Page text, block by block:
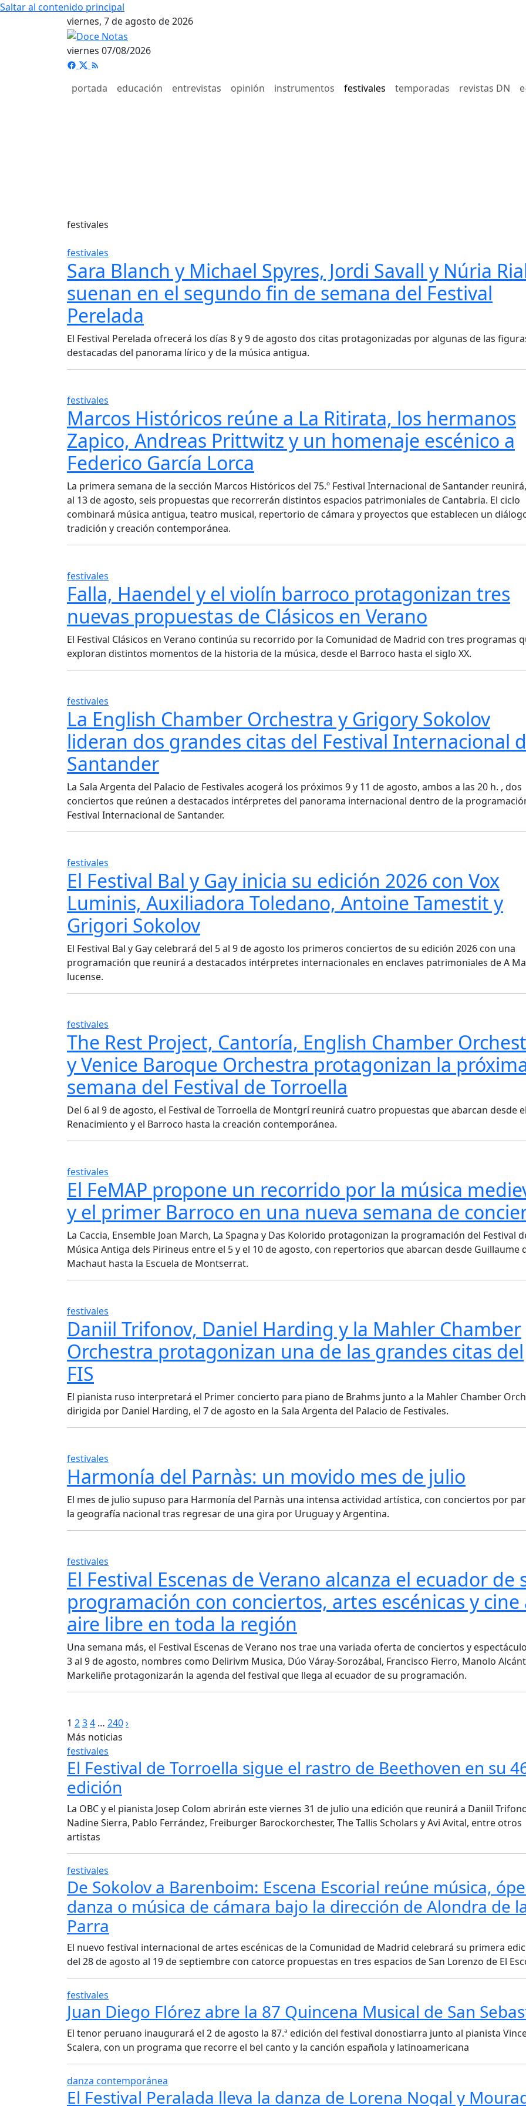
Saltar al contenido principal
viernes, 7 de agosto de 2026
viernes 07/08/2026
portada educación entrevistas opinión instrumentos festivales temporadas revistas DN
festivales
festivales
Sara Blanch y Michael Spyres, Jordi Savall y Núria
suenan en el segundo fin de semana del Festival
Perelada
El Festival Perelada ofrecerá los días 8 y 9 de agosto dos citas protagonizadas por algunas de las
destacadas del panorama lírico y de la música antigua.
festivales
Marcos Históricos reúne a La Ritirata, los hermanos
Zapico, Andreas Prittwitz y un homenaje escénico a
Federico García Lorca
La primera semana de la sección Marcos Históricos del 75.º Festival Internacional de Santander
al 13 de agosto, seis propuestas que recorrerán distintos espacios patrimoniales de Cantabria. El ciclo
combinará música antigua, teatro musical, repertorio de cámara y proyectos que establecen un
tradición y creación contemporánea.
festivales
Falla, Haendel y el violín barroco protagonizan tres
nuevas propuestas de Clásicos en Verano
El Festival Clásicos en Verano continúa su recorrido por la Comunidad de Madrid con tres programas
exploran distintos momentos de la historia de la música, desde el Barroco hasta el siglo XX.
festivales
La English Chamber Orchestra y Grigory Sokolov
lideran dos grandes citas del Festival Internacional
Santander
La Sala Argenta del Palacio de Festivales acogerá los próximos 9 y 11 de agosto, ambos a las 20 h. , dos
conciertos que reúnen a destacados intérpretes del panorama internacional dentro de la
Festival Internacional de Santander.
festivales
El Festival Bal y Gay inicia su edición 2026 con Vox
Luminis, Auxiliadora Toledano, Antoine Tamestit y
Grigori Sokolov
El Festival Bal y Gay celebrará del 5 al 9 de agosto los primeros conciertos de su edición 2026 con una
programación que reunirá a destacados intérpretes internacionales en enclaves patrimoniales de A
lucense.
festivales
The Rest Project, Cantoría, English Chamber
y Venice Baroque Orchestra protagonizan la
semana del Festival de Torroella
Del 6 al 9 de agosto, el Festival de Torroella de Montgrí reunirá cuatro propuestas que abarcan desde el
Renacimiento y el Barroco hasta la creación contemporánea.
festivales
El FeMAP propone un recorrido por la música
y el primer Barroco en una nueva semana de
La Caccia, Ensemble Joan March, La Spagna y Das Kolorido protagonizan la programación del Festival
Música Antiga dels Pirineus entre el 5 y el 10 de agosto, con repertorios que abarcan desde Guillaume
Machaut hasta la Escuela de Montserrat.
festivales
Daniil Trifonov, Daniel Harding y la Mahler Chamber
Orchestra protagonizan una de las grandes citas del
FIS
El pianista ruso interpretará el Primer concierto para piano de Brahms junto a la Mahler Chamber
dirigida por Daniel Harding, el 7 de agosto en la Sala Argenta del Palacio de Festivales.
festivales
Harmonía del Parnàs: un movido mes de julio
El mes de julio supuso para Harmonía del Parnàs una intensa actividad artística, con conciertos por
la geografía nacional tras regresar de una gira por Uruguay y Argentina.
festivales
El Festival Escenas de Verano alcanza el ecuador de
programación con conciertos, artes escénicas y cine
aire libre en toda la región
Una semana más, el Festival Escenas de Verano nos trae una variada oferta de conciertos y
3 al 9 de agosto, nombres como Delirivm Musica, Dúo Váray-Sorozábal, Francisco Fierro, Manolo
Markeliñe protagonizarán la agenda del festival que llega al ecuador de su programación.
Paginación
de
entradas
1 234 … 240›
Más noticias
festivales
El Festival de Torroella sigue el rastro de Beethoven en su
edición
La OBC y el pianista Josep Colom abrirán este viernes 31 de julio una edición que reunirá a Daniil
Nadine Sierra, Pablo Ferrández, Freiburger Barockorchester, The Tallis Scholars y Avi Avital, entre otros
artistas
festivales
De Sokolov a Barenboim: Escena Escorial reúne música,
danza o música de cámara bajo la dirección de Alondra de
Parra
El nuevo festival internacional de artes escénicas de la Comunidad de Madrid celebrará su primera
del 28 de agosto al 19 de septiembre con catorce propuestas en tres espacios de San Lorenzo de El
festivales
Juan Diego Flórez abre la 87 Quincena Musical de San
El tenor peruano inaugurará el 2 de agosto la 87.ª edición del festival donostiarra junto al pianista
Scalera, con un programa que recorre el bel canto y la canción española y latinoamericana
danza contemporánea
El Festival Peralada lleva la danza de Lorena Nogal y